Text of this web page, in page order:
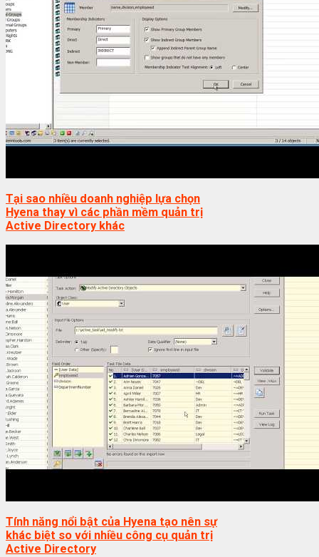
Tại sao nhiều doanh nghiệp lựa chọn
Hyena thay vì các phần mềm quản trị
Active Directory khác
Tính năng nổi bật của Hyena tạo nên sự
khác biệt so với nhiều công cụ quản trị
Active Directory